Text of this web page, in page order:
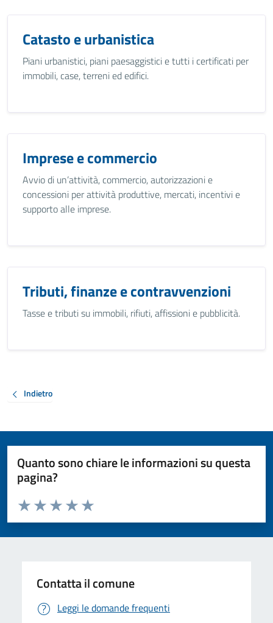
Catasto e urbanistica
Piani urbanistici, piani paesaggistici e tutti i certificati per
immobili, case, terreni ed edifici.
Imprese e commercio
Avvio di un’attività, commercio, autorizzazioni e
concessioni per attività produttive, mercati, incentivi e
supporto alle imprese.
Tributi, finanze e contravvenzioni
Tasse e tributi su immobili, rifiuti, affissioni e pubblicità.
Indietro
Quanto sono chiare le informazioni su questa
pagina?
Valuta da 1 a 5 stelle la pagina
Valuta 5 stelle su 5
Valuta 4 stelle su 5
Valuta 3 stelle su 5
Valuta 2 stelle su 5
Valuta 1 stelle su 5
Contatta il comune
Leggi le domande frequenti